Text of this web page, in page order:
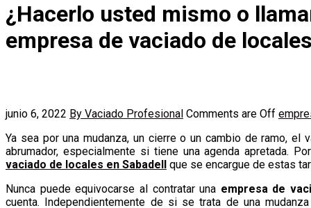
¿Hacerlo usted mismo o
empresa de vaciado de
junio 6, 2022 By Vaciado Profesional Comments are Off
Ya sea por una mudanza, un cierre o un cambio de ramo,
abrumador, especialmente si tiene una agenda apretada.
vaciado de locales en Sabadell que se encargue de estas
Nunca puede equivocarse al contratar una empresa de
cuenta. Independientemente de si se trata de una